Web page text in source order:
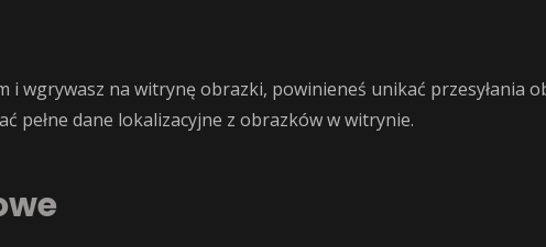
wgrywasz na witrynę obrazki, powinieneś unikać przesyłania
pełne dane lokalizacyjne z obrazków w witrynie.